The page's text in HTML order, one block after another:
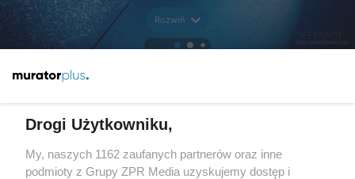
Rozwiń
Drogi Użytkowniku,
My, naszych 1162 zaufanych partnerów oraz inne
podmioty z Grupy ZPR Media uzyskujemy dostęp i